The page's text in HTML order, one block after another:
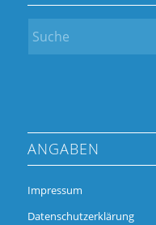
ANGABEN
Impressum
Datenschutzerklärung